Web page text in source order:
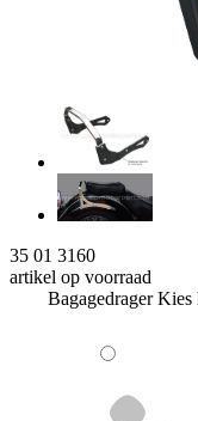
35 01 3160
artikel op voorraad
Bagagedrager Kies